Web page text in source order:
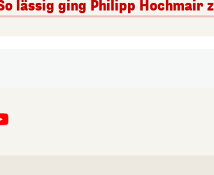
lässig ging Philipp Hochmair